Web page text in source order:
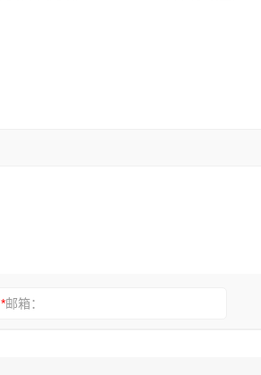
*邮箱：